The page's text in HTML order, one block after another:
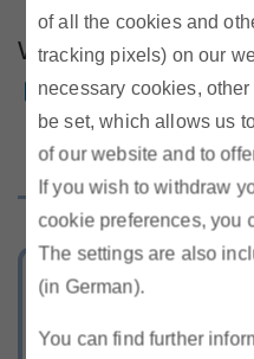
of all the cookies and
tracking pixels) on our
necessary cookies,
be set, which allows us
of our website and to
If you wish to withdraw
cookie preferences, you
The settings are also
(in German).
You can find further
Weitere Downloads
Kriterien für die
MB)
Berechnen